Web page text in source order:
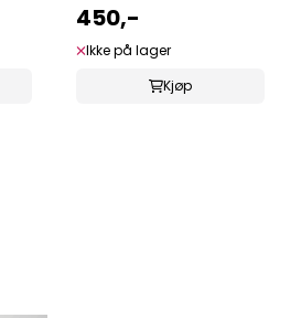
450,-
Ikke på lager
Kjøp